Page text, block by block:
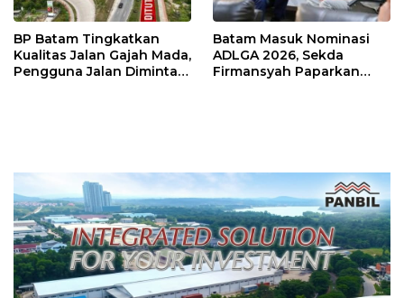
BP Batam Tingkatkan
Kualitas Jalan Gajah Mada,
Pengguna Jalan Diminta
Batam Masuk Nominasi
ADLGA 2026, Sekda
Firmansyah Paparkan